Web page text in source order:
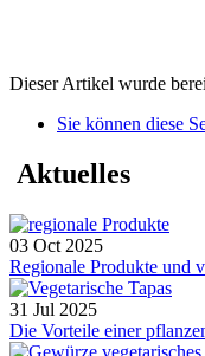
Dieser Artikel wurde
Sie können diese
Aktuelles
03 Oct 2025
Regionale Produkte und
31 Jul 2025
Die Vorteile einer